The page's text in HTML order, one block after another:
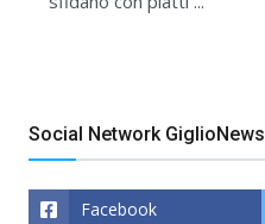
Social Network GiglioNews
Facebook